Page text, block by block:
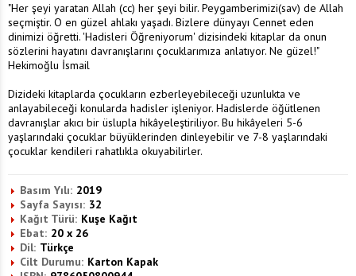
"Her şeyi yaratan Allah (cc) her şeyi bilir. Peygamberimizi(sav) de Allah
seçmiştir. O en güzel ahlakı yaşadı. Bizlere dünyayı Cennet eden
dinimizi öğretti. 'Hadisleri Öğreniyorum' dizisindeki kitaplar da onun
sözlerini hayatını davranışlarını çocuklarımıza anlatıyor. Ne güzel!"
Hekimoğlu İsmail
Dizideki kitaplarda çocukların ezberleyebileceği uzunlukta ve
anlayabileceği konularda hadisler işleniyor. Hadislerde öğütlenen
davranışlar akıcı bir üslupla hikâyeleştiriliyor. Bu hikâyeleri 5-6
yaşlarındaki çocuklar büyüklerinden dinleyebilir ve 7-8 yaşlarındaki
çocuklar kendileri rahatlıkla okuyabilirler.
Basım Yılı: 2019
Sayfa Sayısı: 32
Kağıt Türü: Kuşe Kağıt
Ebat: 20 x 26
Dil: Türkçe
Cilt Durumu: Karton Kapak